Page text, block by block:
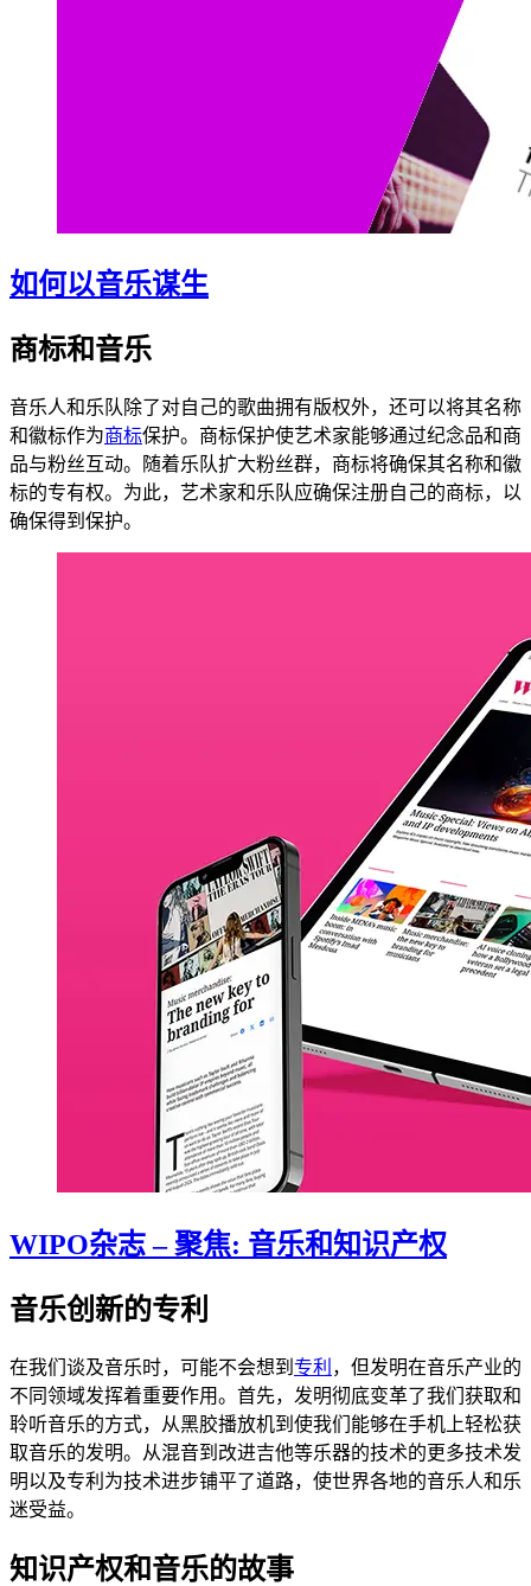
如何以音乐谋生
商标和音乐
音乐人和乐队除了对自己的歌曲拥有版权外，还可以将其名称
和徽标作为商标保护。商标保护使艺术家能够通过纪念品和商
品与粉丝互动。随着乐队扩大粉丝群，商标将确保其名称和徽
标的专有权。为此，艺术家和乐队应确保注册自己的商标，以
确保得到保护。
WIPO杂志 – 聚焦: 音乐和知识产权
音乐创新的专利
在我们谈及音乐时，可能不会想到 专利 ，但发明在音乐产业的
不同领域发挥着重要作用。首先，发明彻底变革了我们获取和
聆听音乐的方式，从黑胶播放机到使我们能够在手机上轻松获
取音乐的发明。从混音到改进吉他等乐器的技术的更多技术发
明以及专利为技术进步铺平了道路，使世界各地的音乐人和乐
迷受益。
知识产权和音乐的故事